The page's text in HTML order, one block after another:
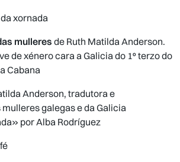
xornada
mulleres de Ruth Matilda Anderson.
de xénero cara a Galicia do 1º terzo do
Cabana
Anderson, tradutora e
galegas e da Galicia
por Alba Rodríguez